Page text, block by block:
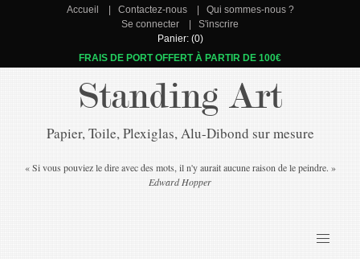
Accueil Contactez-nous
Qui sommes-nous ?
Se connecter
S'inscrire
Panier: (0)
FRAIS DE PORT OFFERT À PARTIR DE 100€
Standing Art
Papier, Toile, Plexiglas, Alu-Dibond sur mesure
« Si vous pouviez le dire avec des mots, il n'y aurait aucune raison de le peindre. »
Edward Hopper